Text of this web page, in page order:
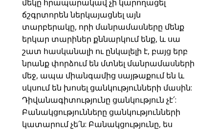
մեկը հրապարակավ չի կարողացել
ճշգրտորեն ներկայացնել այն
տարբերակը, որի մանրամասները մենք
երկար տարիներ քննարկում ենք, և սա
շատ հասկանալի ու ընկալելի է, բայց երբ
նրանք փորձում են մտնել մանրամասների
մեջ, ապա միանգամից սայթաքում են և
սկսում են խոսել ցանկությունների մասին:
Դիվանագիտությունը ցանկություն չէ՛:
Բանակցությունները ցանկությունների
կատարում չե՛ն: Բանակցությունը, ես